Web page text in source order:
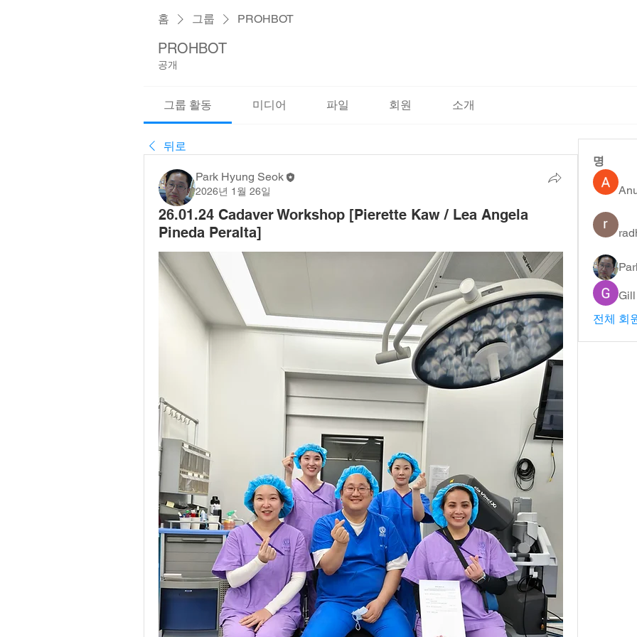
홈 그룹 PROHBOT
PROHBOT
공개
그룹 활동 미디어 파일 회원 소개
뒤로
Park Hyung Seok
2026년 1월 26일
26.01.24 Cadaver Workshop [Pierette Kaw / Lea Angela
Pineda Peralta]
명
전체 회